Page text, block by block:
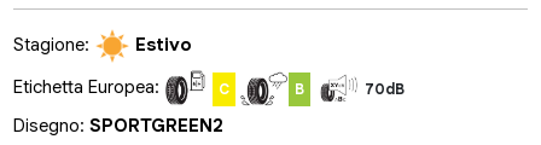
Stagione:
Estivo
Etichetta Europea:
C B 70dB
Disegno:SPORTGREEN2